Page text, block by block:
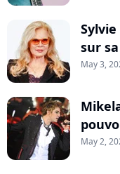
sur
May 3,
May 2,